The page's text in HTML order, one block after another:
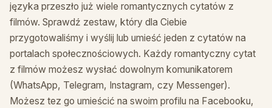
języka przeszło już wiele romantycznych cytatów z
filmów. Sprawdź zestaw, który dla Ciebie
przygotowaliśmy i wyślij lub umieść jeden z cytatów na
portalach społecznościowych. Każdy romantyczny cytat
z filmów możesz wysłać dowolnym komunikatorem
(WhatsApp, Telegram, Instagram, czy Messenger).
Możesz tez go umieścić na swoim profilu na Facebooku,